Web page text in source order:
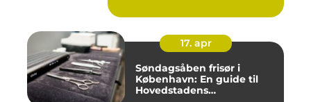
17. apr
Søndagsåben frisør i
København: En guide til
Hovedstadens